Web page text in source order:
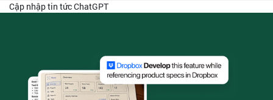
Cập nhập tin tức ChatGPT